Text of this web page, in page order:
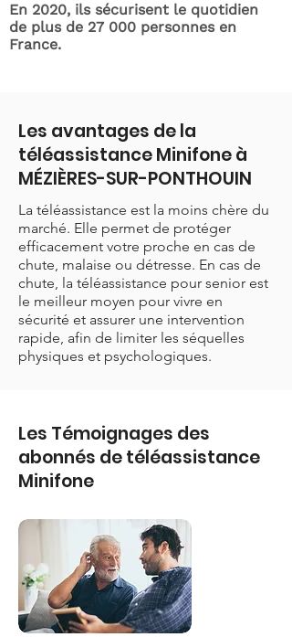
En 2020, ils sécurisent le quotidien
de plus de 27 000 personnes en
France.
Les avantages de la
téléassistance Minifone à
MÉZIÈRES-SUR-PONTHOUIN
La téléassistance est la moins chère du
marché. Elle permet de protéger
efficacement votre proche en cas de
chute, malaise ou détresse. En cas de
chute, la téléassistance pour senior est
le meilleur moyen pour vivre en
sécurité et assurer une intervention
rapide, afin de limiter les séquelles
physiques et psychologiques.
Les Témoignages des
abonnés de téléassistance
Minifone